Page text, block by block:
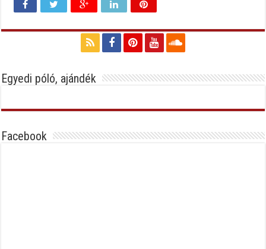
Egyedi póló, ajándék
Facebook